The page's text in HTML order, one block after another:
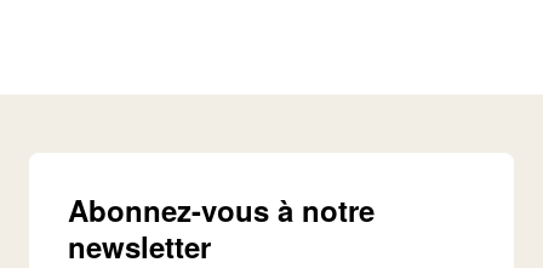
Abonnez-vous à notre
newsletter